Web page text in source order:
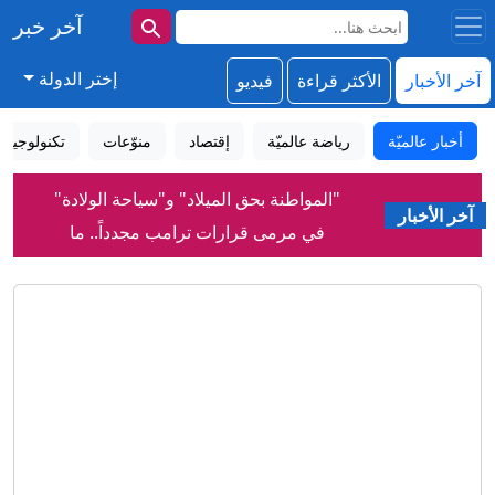
آخر خبر
آخر الأخبار الأكثر قراءة فيديو إختر الدولة
أخبار عالميّة رياضة عالميّة إقتصاد منوّعات تكنولوجيا
آخر الأخبار
"المواطنة بحق الميلاد" و"سياحة الولادة"
في مرمى قرارات ترامب مجدداً.. ما
القصة؟
لقاحات لا تحتاج إلى التبريد... ابتكار قد يحد